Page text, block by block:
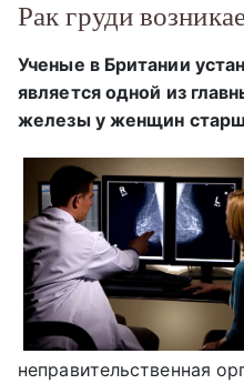
Рак груди
Ученые в Британии
является одной из
железы у женщин
неправительственная